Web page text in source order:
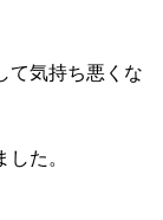
て気持ち悪くな
た。